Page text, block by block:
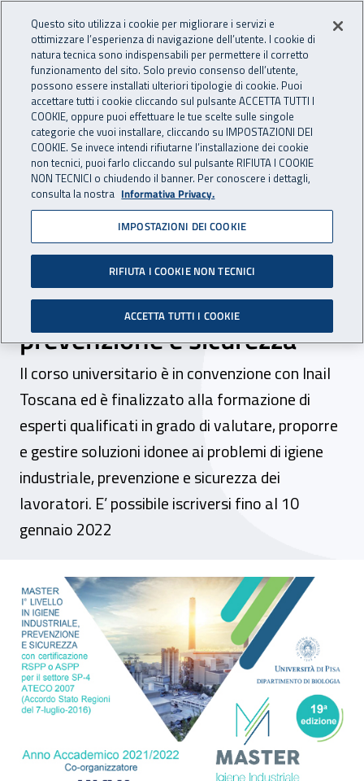
INAIL - Istituto Nazionale
Apri cerca
Navigazione principale
Navigazione - Ti trovi in:
Home Inail comunica News
20 dicembre 2021
Pisa, XIX edizione del
Master universitario di I
livello in igiene industriale,
prevenzione e sicurezza
Il corso universitario è in convenzione con Inail
Toscana ed è finalizzato alla formazione di
esperti qualificati in grado di valutare, proporre
e gestire soluzioni idonee ai problemi di igiene
industriale, prevenzione e sicurezza dei
lavoratori. E’ possibile iscriversi fino al 10
gennaio 2022
Pisa, XIX edizione del Master
Questo sito utilizza i cookie per migliorare i servizi e
ottimizzare l’esperienza di navigazione dell’utente. I cookie di
natura tecnica sono indispensabili per permettere il corretto
funzionamento del sito. Solo previo consenso dell’utente,
possono essere installati ulteriori tipologie di cookie. Puoi
accettare tutti i cookie cliccando sul pulsante ACCETTA TUTTI I
COOKIE, oppure puoi effettuare le tue scelte sulle singole
categorie che vuoi installare, cliccando su IMPOSTAZIONI DEI
COOKIE. Se invece intendi rifiutarne l’installazione dei cookie
non tecnici, puoi farlo cliccando sul pulsante RIFIUTA I COOKIE
NON TECNICI o chiudendo il banner. Per conoscere i dettagli,
consulta la nostra Informativa Privacy.
IMPOSTAZIONI DEI COOKIE
RIFIUTA I COOKIE NON TECNICI
ACCETTA TUTTI I COOKIE